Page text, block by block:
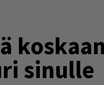
sinulle